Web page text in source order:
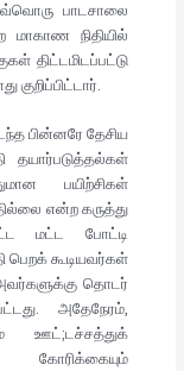
பாடசாலை
நிதியில்
திட்டமிடப்பட்டு
பின்னரே தேசிய
தயார்படுத்தல்கள்
பயிற்சிகள்
என்ற கருத்து
மட்ட போட்டி
பெறக் கூடியவர்கள்
தொடர்
அதேநேரம்,
ஊட்;டச்சத்துக்